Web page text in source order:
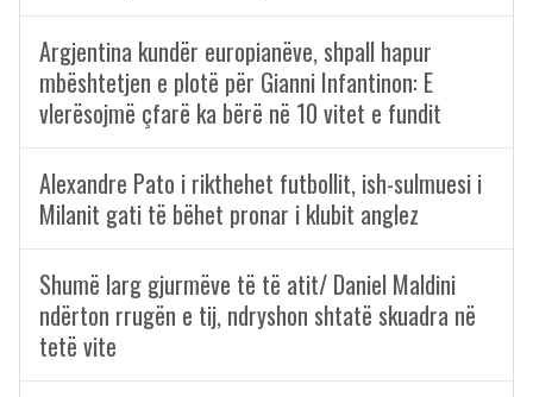
Argjentina kundër europianëve, shpall hapur
mbështetjen e plotë për Gianni Infantinon: E
vlerësojmë çfarë ka bërë në 10 vitet e fundit
Alexandre Pato i rikthehet futbollit, ish-sulmuesi i
Milanit gati të bëhet pronar i klubit anglez
Shumë larg gjurmëve të të atit/ Daniel Maldini
ndërton rrugën e tij, ndryshon shtatë skuadra në
tetë vite